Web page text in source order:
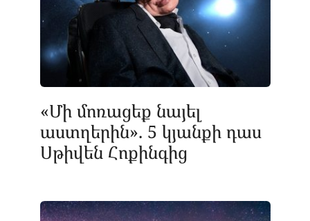
«Մի մոռացեք նայել
աստղերին». 5 կյանքի դաս
Սթիվեն Հոքինգից